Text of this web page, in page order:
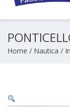
Home / Nautica /